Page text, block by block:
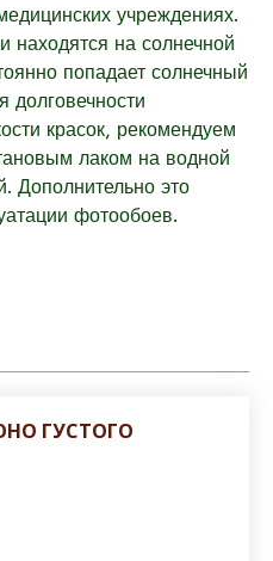
учреждениях.
на солнечной
попадает солнечный
долговечности
красок, рекомендуем
лаком на водной
Дополнительно это
фотообоев.
ГУСТОГО